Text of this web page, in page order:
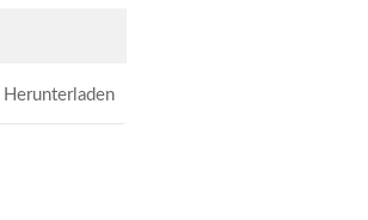
Herunterladen